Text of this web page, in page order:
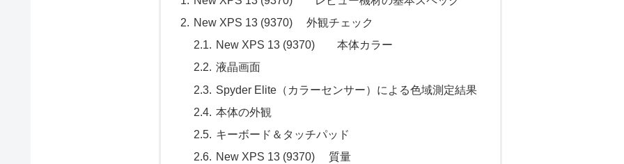
New XPS 13 (9370) 外観チェック
New XPS 13 (9370) 本体カラー
液晶画面
Spyder Elite（カラーセンサー）による色域測定結果
本体の外観
キーボード＆タッチパッド
New XPS 13 (9370) 質量